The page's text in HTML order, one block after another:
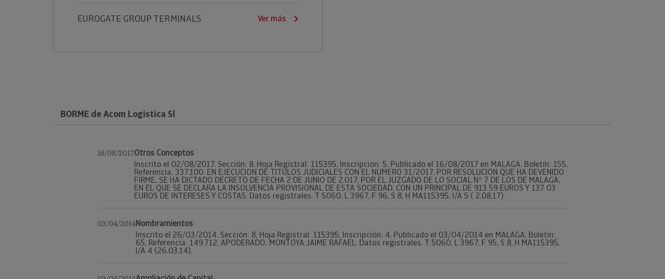
EUROGATE GROUP TERMINALS Ver más
BORME de Acom Logistica Sl
16/08/2017Otros Conceptos
Inscrito el 02/08/2017. Sección: 8, Hoja Registral: 115395, Inscripción: 5. Publicado el 16/08/2017 en MALAGA. Boletín: 155,
Referencia: 337.100. EN EJECUCION DE TITULOS JUDICIALES CON EL NUMERO 31/2017, POR RESOLUCION QUE HA DEVENIDO
FIRME, SE HA DICTADO DECRETO DE FECHA 2 DE JUNIO DE 2.017, POR EL JUZGADO DE LO SOCIAL Nº 7 DE LOS DE MALAGA,
EN EL QUE SE DECLARA LA INSOLVENCIA PROVISIONAL DE ESTA SOCIEDAD, CON UN PRINCIPAL DE 913 59 EUROS Y 137 03
EUROS DE INTERESES Y COSTAS. Datos registrales. T 5060, L 3967, F 96, S 8, H MA115395, I/A 5 ( 2.08.17).
03/04/2014Nombramientos
Inscrito el 26/03/2014. Sección: 8, Hoja Registral: 115395, Inscripción: 4. Publicado el 03/04/2014 en MALAGA. Boletín:
65, Referencia: 149.712. APODERADO: MONTOYA JAIME RAFAEL. Datos registrales. T 5060, L 3967, F 95, S 8, H MA115395,
I/A 4 (26.03.14).